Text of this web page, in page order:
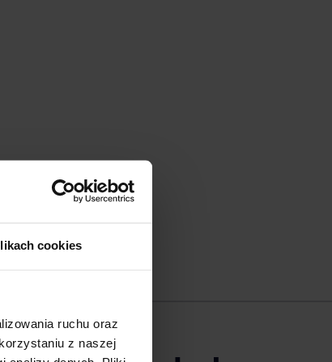
cookies
ruchu oraz
z naszej